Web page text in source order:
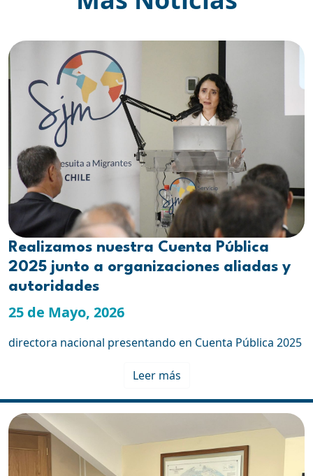
Realizamos nuestra Cuenta Pública
2025 junto a organizaciones aliadas y
autoridades
25 de Mayo, 2026
directora nacional presentando en Cuenta Pública 2025
Leer más